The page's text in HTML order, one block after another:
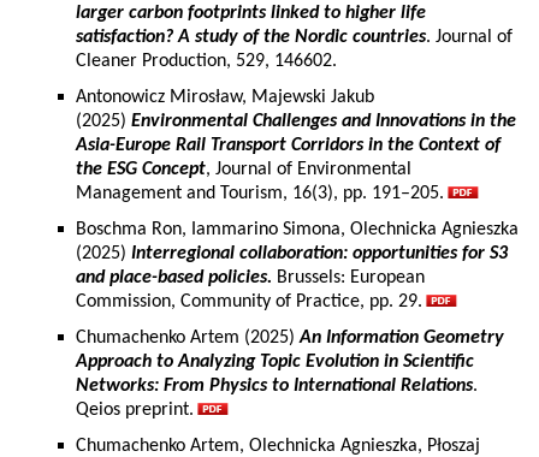
larger carbon footprints linked to higher life
satisfaction? A study of the Nordic countries. Journal of
Cleaner Production, 529, 146602.
Antonowicz Mirosław, Majewski Jakub
(2025) Environmental Challenges and Innovations in the
Asia-Europe Rail Transport Corridors in the Context of
the ESG Concept, Journal of Environmental
Management and Tourism, 16(3), pp. 191–205.
Boschma Ron, Iammarino Simona, Olechnicka Agnieszka
(2025) Interregional collaboration: opportunities for S3
and place-based policies. Brussels: European
Commission, Community of Practice, pp. 29.
Chumachenko Artem (2025)An Information Geometry
Approach to Analyzing Topic Evolution in Scientific
Networks: From Physics to International Relations.
Qeios preprint.
Chumachenko Artem, Olechnicka Agnieszka, Płoszaj